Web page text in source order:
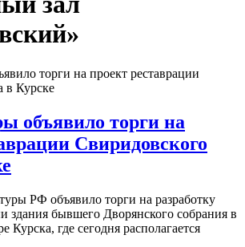
объявило торги на
Свиридовского
РФ объявило торги на разработку
здания бывшего Дворянского собрания в
Курска, где сегодня располагается